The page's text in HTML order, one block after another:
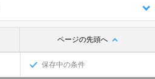
ページの先頭へ
保存中の条件